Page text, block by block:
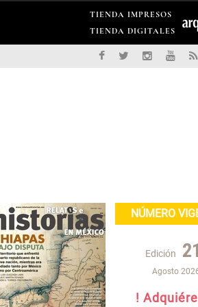
TIENDA IMPRESOS
TIENDA DIGITALES
NÚMERO
Edición
Agosto
!